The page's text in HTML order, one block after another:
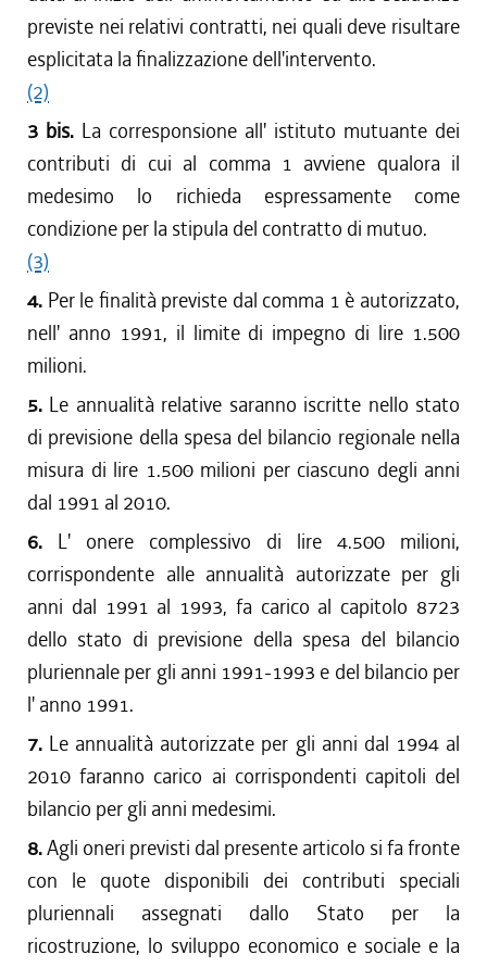
previste nei relativi contratti, nei quali deve risultare
esplicitata la finalizzazione dell'intervento.
(2)
3 bis. La corresponsione all' istituto mutuante dei
contributi di cui al comma 1 avviene qualora il
medesimo lo richieda espressamente come
condizione per la stipula del contratto di mutuo.
(3)
4. Per le finalità previste dal comma 1 è autorizzato,
nell' anno 1991, il limite di impegno di lire 1.500
milioni.
5. Le annualità relative saranno iscritte nello stato
di previsione della spesa del bilancio regionale nella
misura di lire 1.500 milioni per ciascuno degli anni
dal 1991 al 2010.
6. L' onere complessivo di lire 4.500 milioni,
corrispondente alle annualità autorizzate per gli
anni dal 1991 al 1993, fa carico al capitolo 8723
dello stato di previsione della spesa del bilancio
pluriennale per gli anni 1991-1993 e del bilancio per
l' anno 1991.
7. Le annualità autorizzate per gli anni dal 1994 al
2010 faranno carico ai corrispondenti capitoli del
bilancio per gli anni medesimi.
8.Agli oneri previsti dal presente articolo si fa fronte
con le quote disponibili dei contributi speciali
pluriennali assegnati dallo Stato per la
ricostruzione, lo sviluppo economico e sociale e la